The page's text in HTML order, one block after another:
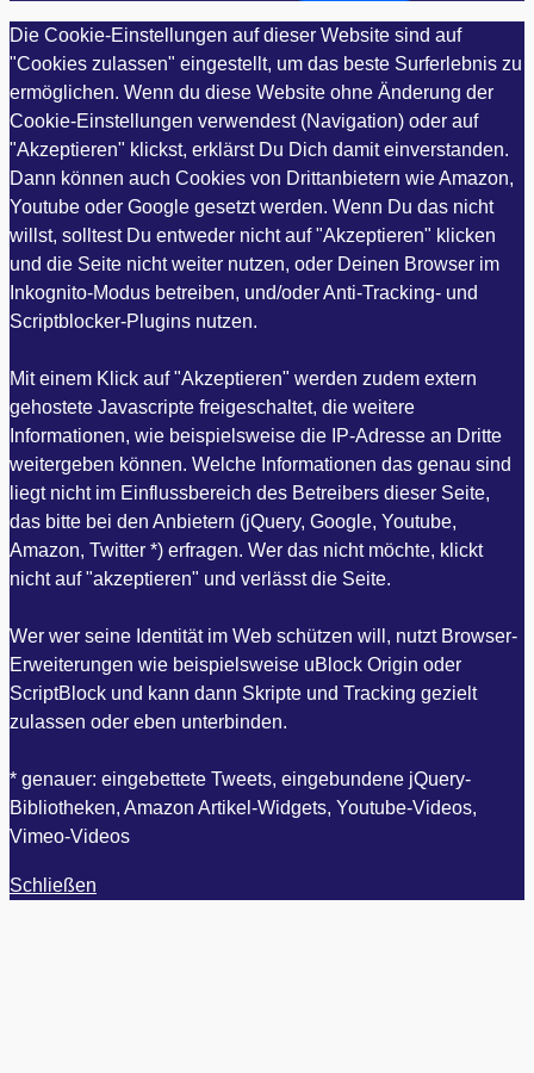
Die Cookie-Einstellungen auf dieser Website sind auf
"Cookies zulassen" eingestellt, um das beste Surferlebnis zu
ermöglichen. Wenn du diese Website ohne Änderung der
Cookie-Einstellungen verwendest (Navigation) oder auf
"Akzeptieren" klickst, erklärst Du Dich damit einverstanden.
Dann können auch Cookies von Drittanbietern wie Amazon,
Youtube oder Google gesetzt werden. Wenn Du das nicht
willst, solltest Du entweder nicht auf "Akzeptieren" klicken
und die Seite nicht weiter nutzen, oder Deinen Browser im
Inkognito-Modus betreiben, und/oder Anti-Tracking- und
Scriptblocker-Plugins nutzen.
Mit einem Klick auf "Akzeptieren" werden zudem extern
gehostete Javascripte freigeschaltet, die weitere
Informationen, wie beispielsweise die IP-Adresse an Dritte
weitergeben können. Welche Informationen das genau sind
liegt nicht im Einflussbereich des Betreibers dieser Seite,
das bitte bei den Anbietern (jQuery, Google, Youtube,
Amazon, Twitter *) erfragen. Wer das nicht möchte, klickt
nicht auf "akzeptieren" und verlässt die Seite.
Wer wer seine Identität im Web schützen will, nutzt Browser-
Erweiterungen wie beispielsweise uBlock Origin oder
ScriptBlock und kann dann Skripte und Tracking gezielt
zulassen oder eben unterbinden.
* genauer: eingebettete Tweets, eingebundene jQuery-
Bibliotheken, Amazon Artikel-Widgets, Youtube-Videos,
Vimeo-Videos
Schließen